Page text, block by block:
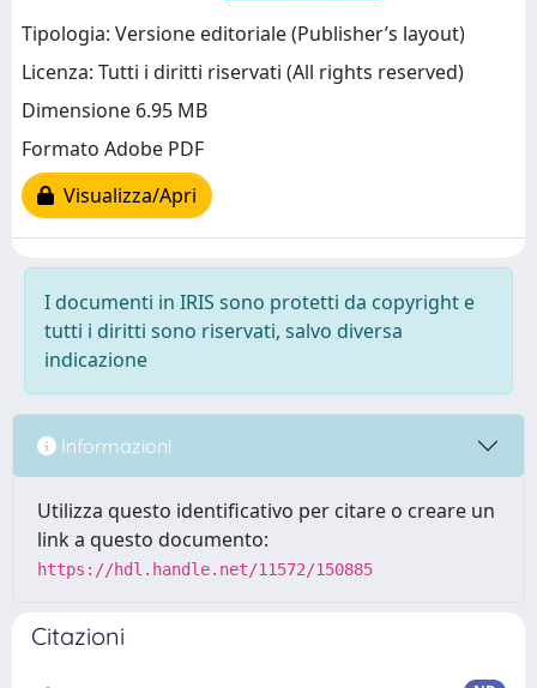
Tipologia: Versione editoriale (Publisher’s layout)
Licenza: Tutti i diritti riservati (All rights reserved)
Dimensione 6.95 MB
Formato Adobe PDF
Visualizza/Apri
I documenti in IRIS sono protetti da copyright e
tutti i diritti sono riservati, salvo diversa
indicazione
Informazioni
Utilizza questo identificativo per citare o creare un
link a questo documento:
https://hdl.handle.net/11572/150885
Citazioni